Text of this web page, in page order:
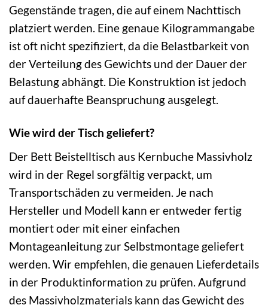
Gegenstände tragen, die auf einem Nachttisch
platziert werden. Eine genaue Kilogrammangabe
ist oft nicht spezifiziert, da die Belastbarkeit von
der Verteilung des Gewichts und der Dauer der
Belastung abhängt. Die Konstruktion ist jedoch
auf dauerhafte Beanspruchung ausgelegt.
Wie wird der Tisch geliefert?
Der Bett Beistelltisch aus Kernbuche Massivholz
wird in der Regel sorgfältig verpackt, um
Transportschäden zu vermeiden. Je nach
Hersteller und Modell kann er entweder fertig
montiert oder mit einer einfachen
Montageanleitung zur Selbstmontage geliefert
werden. Wir empfehlen, die genauen Lieferdetails
in der Produktinformation zu prüfen. Aufgrund
des Massivholzmaterials kann das Gewicht des